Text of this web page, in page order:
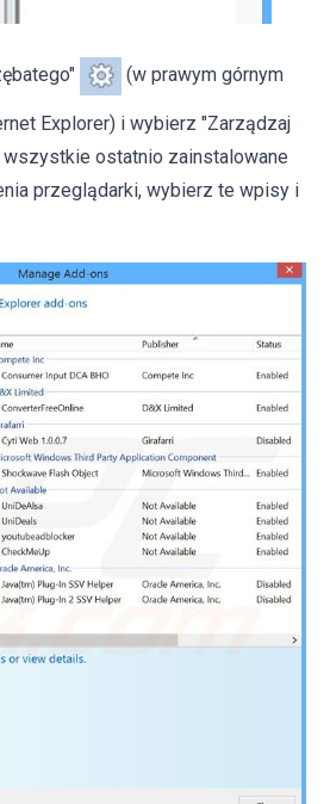
(w prawym górnym
Explorer) i wybierz "Zarządzaj
wszystkie ostatnio zainstalowane
przeglądarki, wybierz te wpisy i